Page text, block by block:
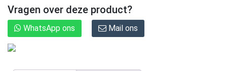
Vragen over deze product?
WhatsApp ons Mail ons